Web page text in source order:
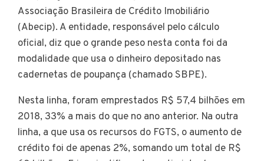
Associação Brasileira de Crédito Imobiliário
(Abecip). A entidade, responsável pelo cálculo
oficial, diz que o grande peso nesta conta foi da
modalidade que usa o dinheiro depositado nas
cadernetas de poupança (chamado SBPE).
Nesta linha, foram emprestados R$ 57,4 bilhões em
2018, 33% a mais do que no ano anterior. Na outra
linha, a que usa os recursos do FGTS, o aumento de
crédito foi de apenas 2%, somando um total de R$